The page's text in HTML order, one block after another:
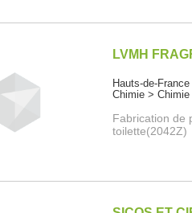
LVMH
Hauts-de-
Chimie > Chimie
Fabrication de
toilette(2042Z)